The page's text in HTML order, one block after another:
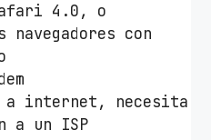
4.0, o
con
a internet, necesita
a un ISP